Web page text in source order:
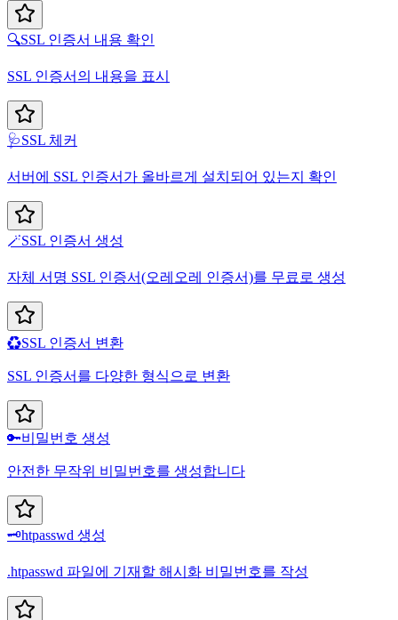
🔍SSL 인증서 내용 확인
SSL 인증서의 내용을 표시
🩺SSL 체커
서버에 SSL 인증서가 올바르게 설치되어 있는지 확인
🪄SSL 인증서 생성
자체 서명 SSL 인증서(오레오레 인증서)를 무료로 생성
♻️SSL 인증서 변환
SSL 인증서를 다양한 형식으로 변환
🔑비밀번호 생성
안전한 무작위 비밀번호를 생성합니다
🗝️htpasswd 생성
.htpasswd 파일에 기재할 해시화 비밀번호를 작성